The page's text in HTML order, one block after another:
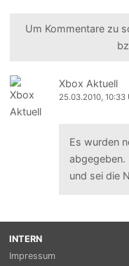
Um Kommentare zu
Xbox Aktuell
25.03.2010, 10:33
Es wurden
abgegeben.
und sei die
INTERN
Impressum